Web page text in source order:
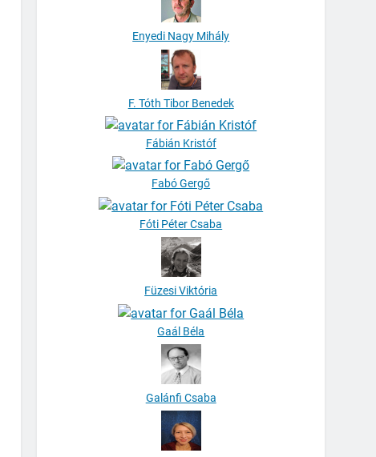
Enyedi Nagy Mihály
F. Tóth Tibor Benedek
Fábián Kristóf
Fabó Gergő
Fóti Péter Csaba
Füzesi Viktória
Gaál Béla
Galánfi Csaba